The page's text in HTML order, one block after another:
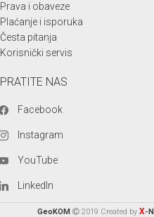
Prava i obaveze
Plaćanje i isporuka
Česta pitanja
Korisnički servis
PRATITE NAS
Facebook
Instagram
YouTube
LinkedIn
GeoKOM 2019 Created by X-